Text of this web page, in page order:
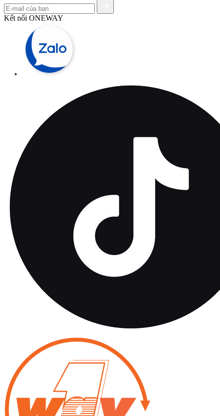
Kết nối ONEWAY